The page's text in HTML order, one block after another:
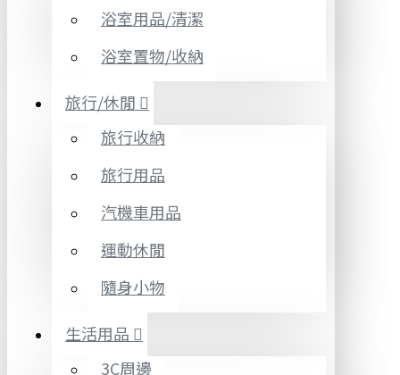
浴室用品/清潔
浴室置物/收納
旅行/休閒
旅行收納
旅行用品
汽機車用品
運動休閒
隨身小物
生活用品
3C周邊